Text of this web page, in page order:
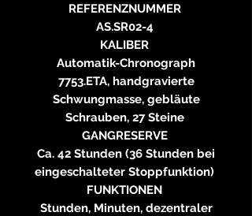
REFERENZNUMMER
AS.SR02-4
KALIBER
Automatik-Chronograph
7753.ETA, handgravierte
Schwungmasse, gebläute
Schrauben, 27 Steine
GANGRESERVE
Ca. 42 Stunden (36 Stunden bei
eingeschalteter Stoppfunktion)
FUNKTIONEN
Stunden, Minuten, dezentraler